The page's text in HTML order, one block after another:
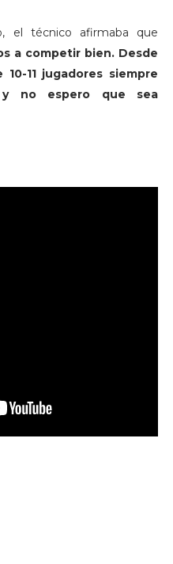
el técnico afirmaba que
a competir bien. Desde
11 jugadores siempre
y no espero que sea